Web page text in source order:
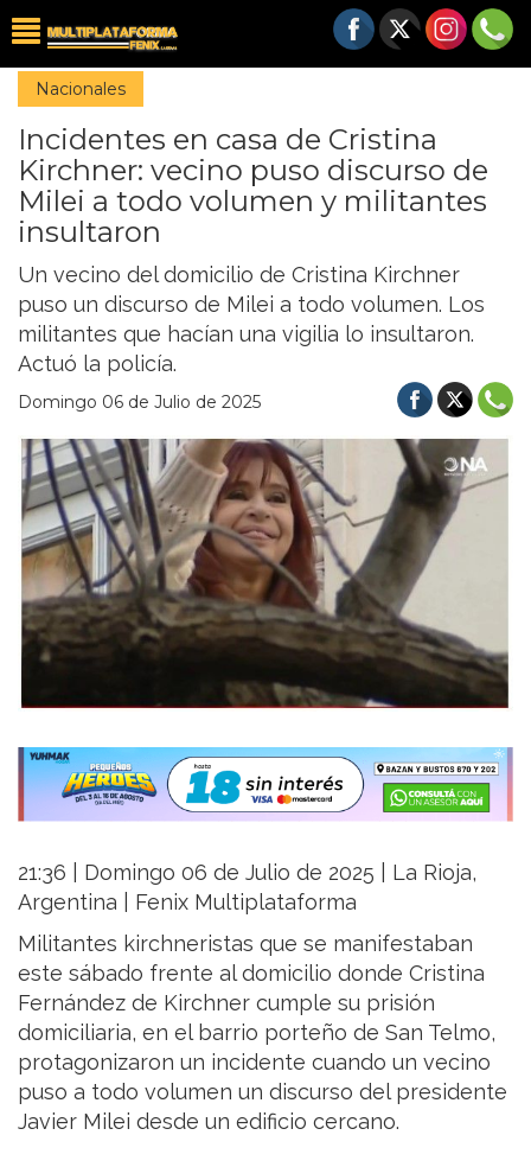
Nacionales
Incidentes en casa de Cristina
Kirchner: vecino puso discurso de
Milei a todo volumen y militantes
insultaron
Un vecino del domicilio de Cristina Kirchner
puso un discurso de Milei a todo volumen. Los
militantes que hacían una vigilia lo insultaron.
Actuó la policía.
Domingo 06 de Julio de 2025
21:36 | Domingo 06 de Julio de 2025 | La Rioja,
Argentina | Fenix Multiplataforma
Militantes kirchneristas que se manifestaban
este sábado frente al domicilio donde Cristina
Fernández de Kirchner cumple su prisión
domiciliaria, en el barrio porteño de San Telmo,
protagonizaron un incidente cuando un vecino
puso a todo volumen un discurso del presidente
Javier Milei desde un edificio cercano.